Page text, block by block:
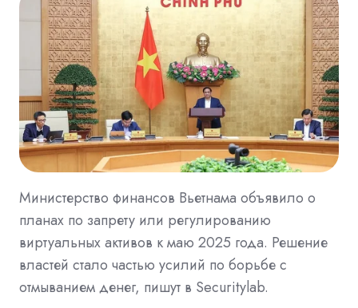
Министерство финансов Вьетнама объявило о
планах по запрету или регулированию
виртуальных активов к маю 2025 года. Решение
властей стало частью усилий по борьбе с
отмыванием денег, пишут в Securitylab.